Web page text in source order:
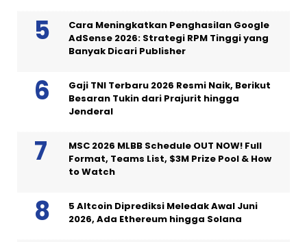
Cara Meningkatkan Penghasilan Google
AdSense 2026: Strategi RPM Tinggi yang
Banyak Dicari Publisher
Gaji TNI Terbaru 2026 Resmi Naik, Berikut
Besaran Tukin dari Prajurit hingga
Jenderal
MSC 2026 MLBB Schedule OUT NOW! Full
Format, Teams List, $3M Prize Pool & How
to Watch
5 Altcoin Diprediksi Meledak Awal Juni
2026, Ada Ethereum hingga Solana